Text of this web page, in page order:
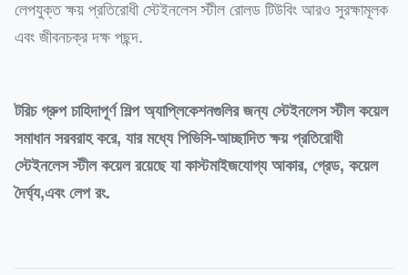
লেপযুক্ত ক্ষয় প্রতিরোধী স্টেইনলেস স্টীল রোলড টিউবিং আরও সুরক্ষামূলক
এবং জীবনচক্র দক্ষ পছন্দ.
টরিচ গ্রুপ চাহিদাপূর্ণ শিল্প অ্যাপ্লিকেশনগুলির জন্য স্টেইনলেস স্টীল কয়েল
সমাধান সরবরাহ করে, যার মধ্যে পিভিসি-আচ্ছাদিত ক্ষয় প্রতিরোধী
স্টেইনলেস স্টীল কয়েল রয়েছে যা কাস্টমাইজযোগ্য আকার, গ্রেড, কয়েল
দৈর্ঘ্য,এবং লেপ রং.